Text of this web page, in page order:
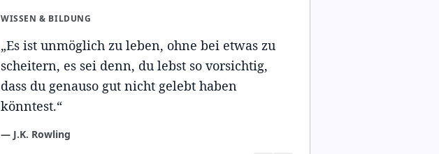
WISSEN & BILDUNG
„Es ist unmöglich zu leben, ohne bei etwas zu
scheitern, es sei denn, du lebst so vorsichtig,
dass du genauso gut nicht gelebt haben
könntest.“
— J.K. Rowling